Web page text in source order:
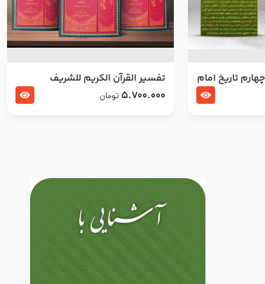
تاریخ امام
باقر
تفسير القرآن الكريم للشريف
المرتضي قدس سرّه
5.700.000 تومان